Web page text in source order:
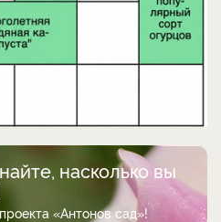
насколько вы
«Антонов сад»!